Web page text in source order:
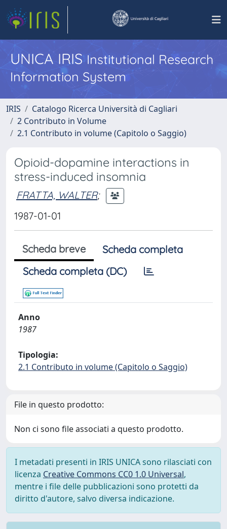
UNICA IRISInstitutional Research
Information System
IRIS
Catalogo Ricerca Università di Cagliari
2 Contributo in Volume
2.1 Contributo in volume (Capitolo o Saggio)
Opioid-dopamine interactions in
stress-induced insomnia
FRATTA, WALTER;
1987-01-01
Scheda breve
Scheda completa
Scheda completa (DC)
Anno
1987
Tipologia:
2.1 Contributo in volume (Capitolo o Saggio)
File in questo prodotto:
Non ci sono file associati a questo prodotto.
I metadati presenti in IRIS UNICA sono rilasciati con
licenza Creative Commons CC0 1.0 Universal,
mentre i file delle pubblicazioni sono protetti da
diritto d'autore, salvo diversa indicazione.